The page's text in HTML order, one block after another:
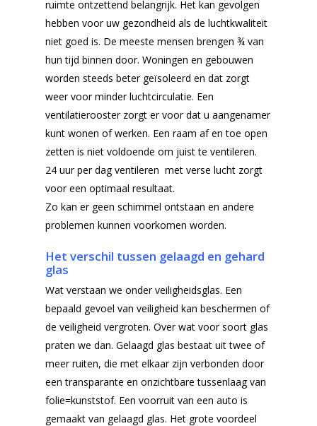
ruimte ontzettend belangrijk. Het kan gevolgen
hebben voor uw gezondheid als de luchtkwaliteit
niet goed is. De meeste mensen brengen ¾ van
hun tijd binnen door. Woningen en gebouwen
worden steeds beter geïsoleerd en dat zorgt
weer voor minder luchtcirculatie. Een
ventilatierooster zorgt er voor dat u aangenamer
kunt wonen of werken. Een raam af en toe open
zetten is niet voldoende om juist te ventileren.
24 uur per dag ventileren met verse lucht zorgt
voor een optimaal resultaat.
Zo kan er geen schimmel ontstaan en andere
problemen kunnen voorkomen worden.
Het verschil tussen gelaagd en gehard
glas
Wat verstaan we onder veiligheidsglas. Een
bepaald gevoel van veiligheid kan beschermen of
de veiligheid vergroten. Over wat voor soort glas
praten we dan. Gelaagd glas bestaat uit twee of
meer ruiten, die met elkaar zijn verbonden door
een transparante en onzichtbare tussenlaag van
folie=kunststof. Een voorruit van een auto is
gemaakt van gelaagd glas. Het grote voordeel
Home
Producten
Dubbelglas
Gelaagd glas
Enkelglas
Glas in lood
Offerteformulier
Projecten
Algemene